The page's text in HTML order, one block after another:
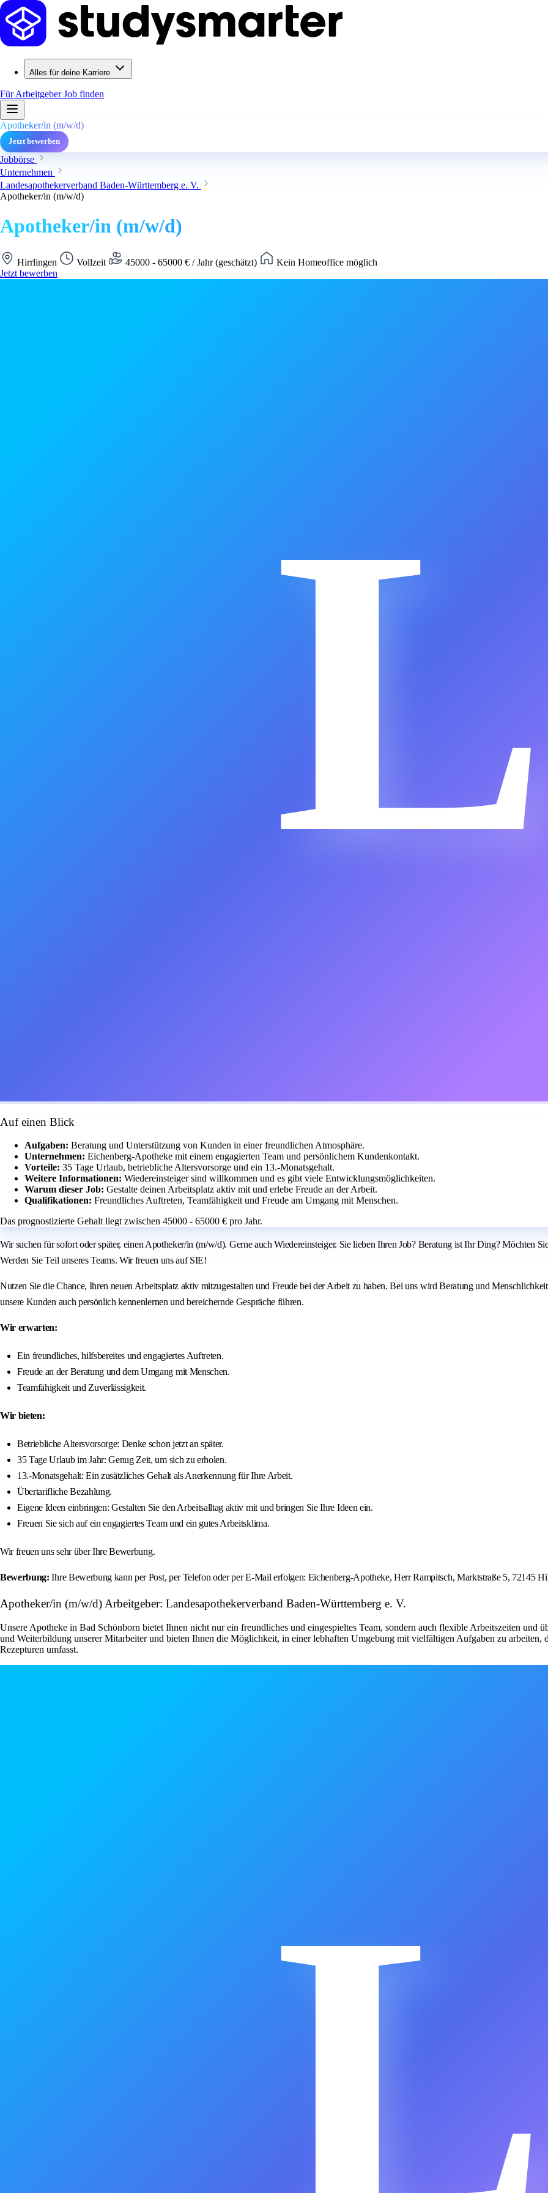
Alles für deine Karriere
Für ArbeitgeberJob finden
Apotheker/in (m/w/d)
Jetzt bewerben
Jobbörse
Unternehmen
Landesapothekerverband Baden-Württemberg e. V.
Apotheker/in (m/w/d)
Apotheker/in (m/w/d)
Hirrlingen Vollzeit 45000 - 65000 € / Jahr (geschätzt)
Kein Homeoffice möglich
Jetzt bewerben
L
Auf einen Blick
Aufgaben: Beratung und Unterstützung von Kunden in einer freundlichen Atmosphäre.
Unternehmen: Eichenberg-Apotheke mit einem engagierten Team und persönlichem Kundenkontakt.
Vorteile: 35 Tage Urlaub, betriebliche Altersvorsorge und ein 13.-Monatsgehalt.
Weitere Informationen: Wiedereinsteiger sind willkommen und es gibt viele Entwicklungsmöglichkeiten.
Warum dieser Job: Gestalte deinen Arbeitsplatz aktiv mit und erlebe Freude an der Arbeit.
Qualifikationen: Freundliches Auftreten, Teamfähigkeit und Freude am Umgang mit Menschen.
Das prognostizierte Gehalt liegt zwischen 45000 - 65000 € pro Jahr.
Wir suchen für sofort oder später, einen Apotheker/in (m/w/d). Gerne auch Wiedereinsteiger. Sie lieben Ihren Job? Beratung ist Ihr Ding? Möchten
Werden Sie Teil unseres Teams. Wir freuen uns auf SIE!
Nutzen Sie die Chance, Ihren neuen Arbeitsplatz aktiv mitzugestalten und Freude bei der Arbeit zu haben. Bei uns wird Beratung und
unsere Kunden auch persönlich kennenlernen und bereichernde Gespräche führen.
Wir erwarten:
Ein freundliches, hilfsbereites und engagiertes Auftreten.
Freude an der Beratung und dem Umgang mit Menschen.
Teamfähigkeit und Zuverlässigkeit.
Wir bieten:
Betriebliche Altersvorsorge: Denke schon jetzt an später.
35 Tage Urlaub im Jahr: Genug Zeit, um sich zu erholen.
13.-Monatsgehalt: Ein zusätzliches Gehalt als Anerkennung für Ihre Arbeit.
Übertarifliche Bezahlung.
Eigene Ideen einbringen: Gestalten Sie den Arbeitsalltag aktiv mit und bringen Sie Ihre Ideen ein.
Freuen Sie sich auf ein engagiertes Team und ein gutes Arbeitsklima.
Wir freuen uns sehr über Ihre Bewerbung.
Bewerbung: Ihre Bewerbung kann per Post, per Telefon oder per E-Mail erfolgen: Eichenberg-Apotheke, Herr Rampitsch, Marktstraße 5, 72145
Apotheker/in (m/w/d) Arbeitgeber: Landesapothekerverband Baden-Württemberg e. V.
Unsere Apotheke in Bad Schönborn bietet Ihnen nicht nur ein freundliches und eingespieltes Team, sondern auch flexible Arbeitszeiten
und Weiterbildung unserer Mitarbeiter und bieten Ihnen die Möglichkeit, in einer lebhaften Umgebung mit vielfältigen Aufgaben zu
Rezepturen umfasst.
L